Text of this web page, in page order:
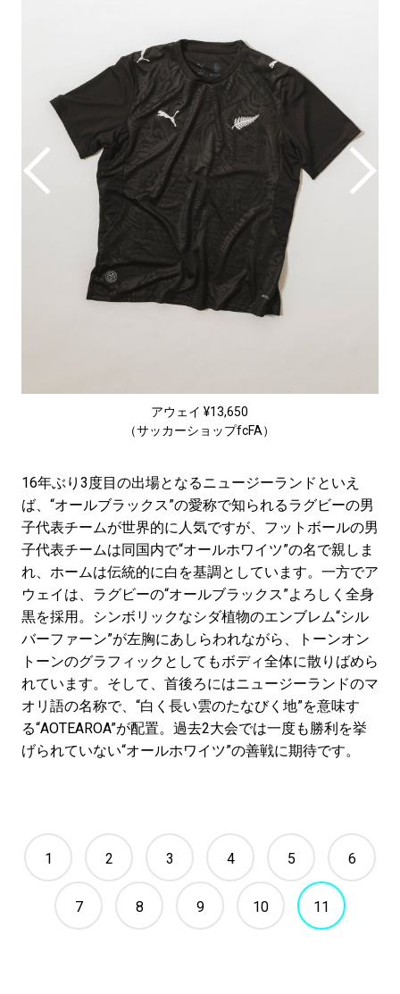
アウェイ ¥13,650
（サッカーショップfcFA）
16年ぶり3度目の出場となるニュージーランドといえ
ば、“オールブラックス”の愛称で知られるラグビーの男
子代表チームが世界的に人気ですが、フットボールの男
子代表チームは同国内で“オールホワイツ”の名で親しま
れ、ホームは伝統的に白を基調としています。一方でア
ウェイは、ラグビーの“オールブラックス”よろしく全身
黒を採用。シンボリックなシダ植物のエンブレム“シル
バーファーン”が左胸にあしらわれながら、トーンオン
トーンのグラフィックとしてもボディ全体に散りばめら
れています。そして、首後ろにはニュージーランドのマ
オリ語の名称で、“白く長い雲のたなびく地”を意味す
る“AOTEAROA”が配置。過去2大会では一度も勝利を挙
げられていない“オールホワイツ”の善戦に期待です。
1 2 3 4 5 6
7 8 9 10 11